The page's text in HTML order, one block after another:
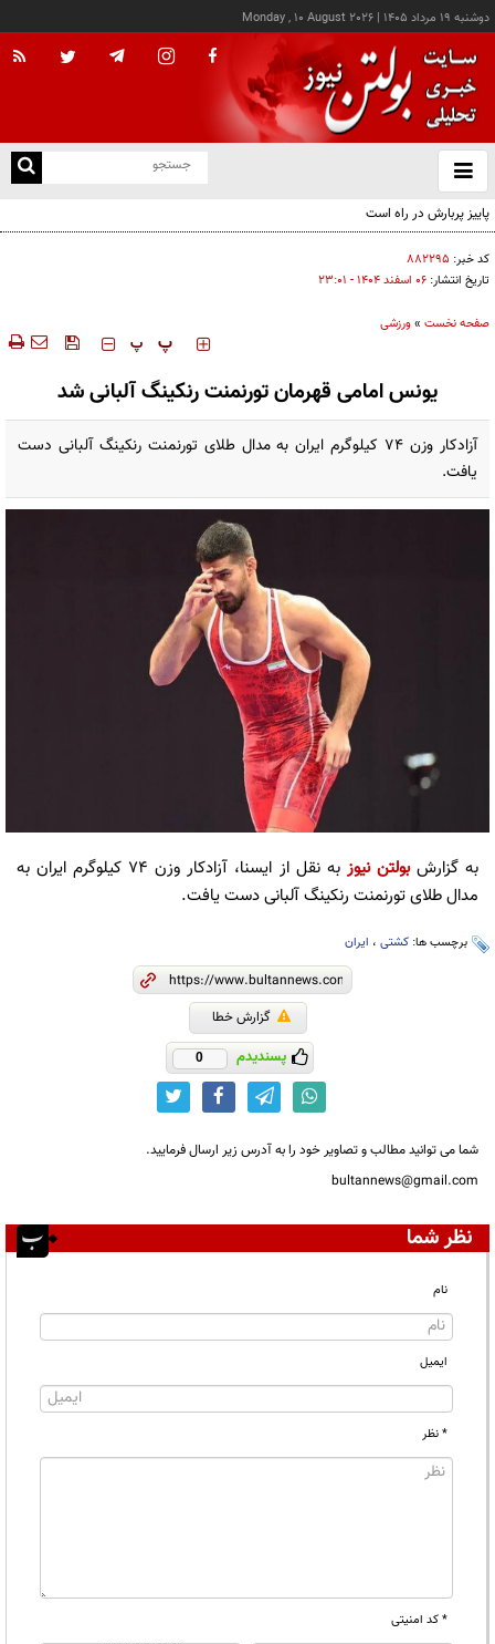
دوشنبه ۱۹ مرداد ۱۴۰۵ |
Monday , 10 August 2026
باز
و
کد خبر: ۸۸۲۲۹۵
تاریخ انتشار: ۰۶ اسفند ۱۴۰۴ - ۲۳:۰۱
صفحه نخست »ورزشی
‍‍‍ پ پ
یونس امامی قهرمان تورنمنت رنکینگ آلبانی شد
آزادکار وزن ۷۴ کیلوگرم ایران به مدال طلای تورنمنت رنکینگ آلبانی دست
یافت.
به گزارشبولتن نیوز
به نقل از ایسنا، آزادکار وزن ۷۴ کیلوگرم ایران به
مدال طلای تورنمنت رنکینگ آلبانی دست یافت.
برچسب ها: کشتی ، ایران
گزارش خطا
پسندیدم 0
شما می توانید مطالب و تصاویر خود را به آدرس زیر ارسال فرمایید.
bultannews@gmail.com
نظر شما
نام
ایمیل
* نظر
* کد امنیتی